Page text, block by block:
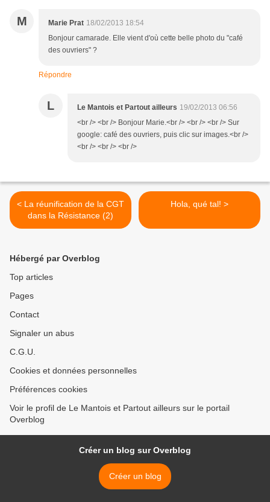
M Marie Prat 18/02/2013 18:54
Bonjour camarade. Elle vient d'où cette belle photo du "café
des ouvriers" ?
Répondre
L Le Mantois et Partout ailleurs 19/02/2013 06:56
<br /> <br /> Bonjour Marie.<br /> <br /> <br /> Sur
google: café des ouvriers, puis clic sur images.<br />
<br /> <br /> <br />
< La réunification de la CGT
dans la Résistance (2)
Hola, qué tal! >
Hébergé par Overblog
Top articles
Pages
Contact
Signaler un abus
C.G.U.
Cookies et données personnelles
Préférences cookies
Voir le profil de Le Mantois et Partout ailleurs sur le portail
Overblog
Créer un blog sur Overblog
Créer un blog